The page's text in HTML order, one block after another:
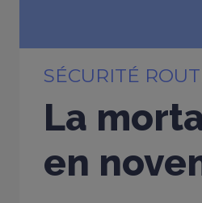
SÉCURITÉ
La
en